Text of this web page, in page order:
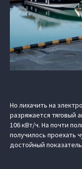
Но лихачить на
разряжается тяговый
106 кВт/ч. На почти
получилось проехать
достойный